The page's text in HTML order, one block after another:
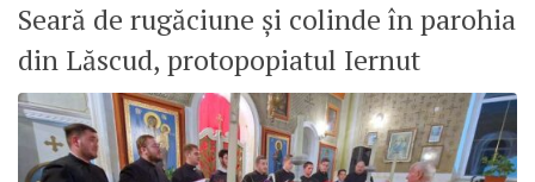
Seară de rugăciune și colinde în parohia
din Lăscud, protopopiatul Iernut